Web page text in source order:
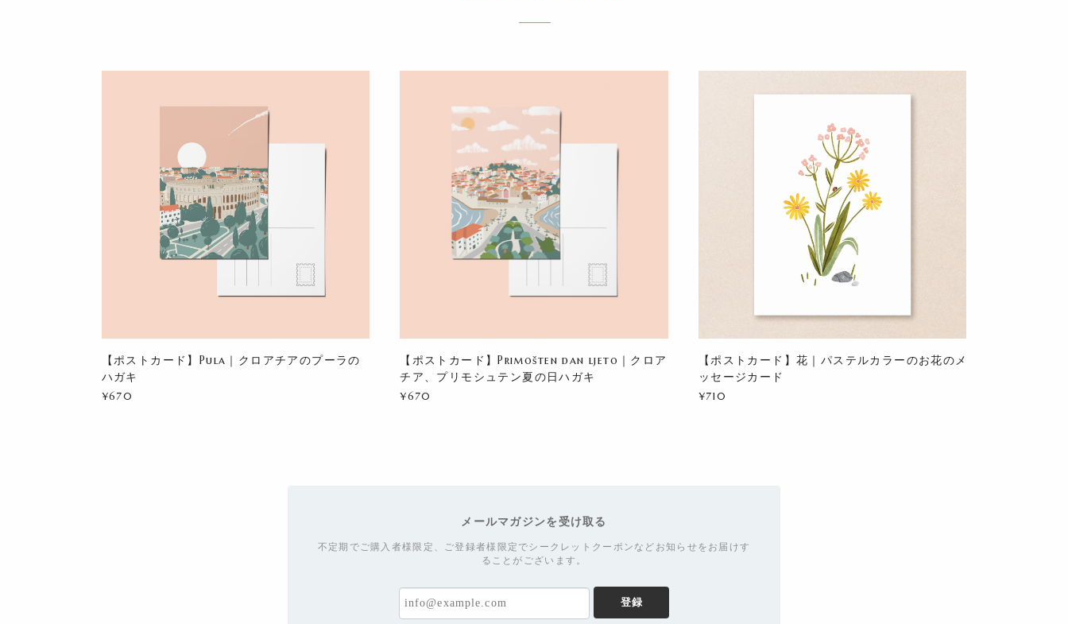
【ポストカード】Pula｜クロアチアのプーラの
ハガキ
¥670
【ポストカード】Primošten dan ljeto｜クロア
チア、プリモシュテン夏の日ハガキ
¥670
【ポストカード】花｜パステルカラーのお花のメ
ッセージカード
¥710
メールマガジンを受け取る
不定期でご購入者様限定、ご登録者様限定でシークレットクーポンなどお知らせをお届けす
ることがございます。
登録